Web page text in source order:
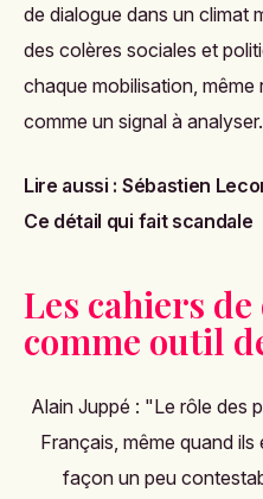
de dialogue dans un climat
des colères sociales et
chaque mobilisation,
comme un signal à analyser.
Lire aussi : Sébastien
Ce détail qui fait scandale
Les cahiers
comme outil
Alain Juppé : "Le rôle des
Français, même quand
façon un peu